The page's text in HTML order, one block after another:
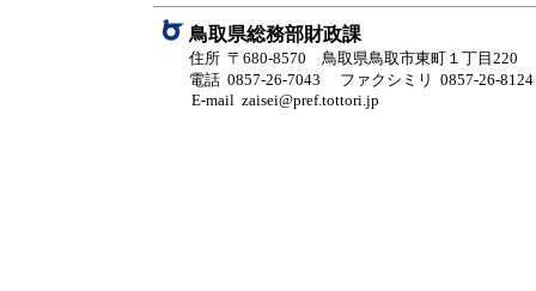
鳥取県総務部財政課
住所 〒680-8570 鳥取県鳥取市東町１丁目220
電話 0857-26-7043
ファクシミリ 0857-26-8124
E-mail zaisei@pref.tottori.jp